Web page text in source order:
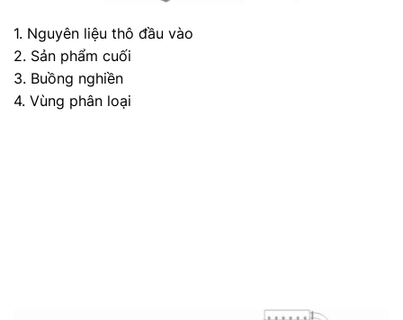
1. Nguyên liệu thô đầu vào
2. Sản phẩm cuối
3. Buồng nghiền
4. Vùng phân loại